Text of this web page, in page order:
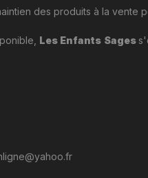
des produits à la vente
Les Enfants Sages